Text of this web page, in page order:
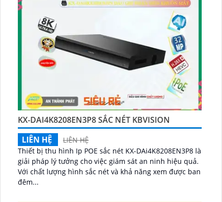
KX-DAI4K8208EN3P8 SẮC NÉT KBVISION
LIÊN HỆ
LIÊN HỆ
Thiết bị thu hình Ip POE sắc nét KX-DAi4K8208EN3P8 là
giải pháp lý tưởng cho việc giám sát an ninh hiệu quả.
Với chất lượng hình sắc nét và khả năng xem được ban
đêm...